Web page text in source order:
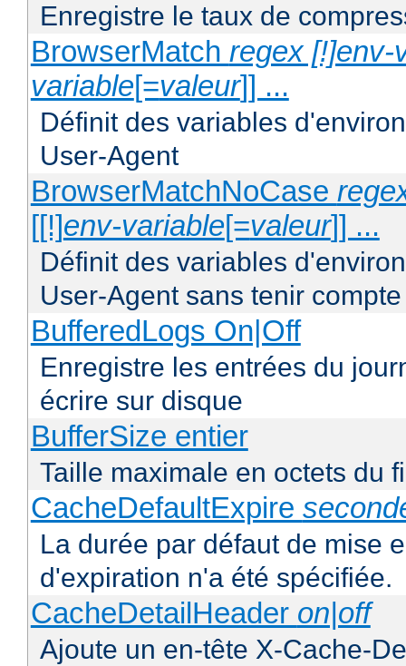
Enregistre le taux de
BrowserMatch regex [!]env-
variable[=valeur]] ...
Définit des variables
User-Agent
BrowserMatchNoCase
[[!]env-variable[=valeur]] ...
Définit des variables
User-Agent sans tenir
BufferedLogs On|Off
Enregistre les entrées du
écrire sur disque
BufferSize entier
Taille maximale en octets du
CacheDefaultExpire
La durée par défaut de mise
d'expiration n'a été spécifiée.
CacheDetailHeader on|off
Ajoute un en-tête X-Cache-